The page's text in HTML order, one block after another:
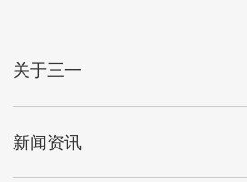
关于三一
新闻资讯